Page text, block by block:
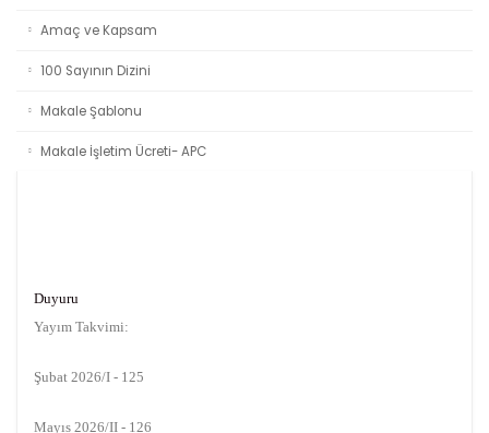
Amaç ve Kapsam
100 Sayının Dizini
Makale Şablonu
Makale İşletim Ücreti- APC
Duyuru
Yayım Takvimi:
Şubat 2026/I - 125
Mayıs 2026/II - 126